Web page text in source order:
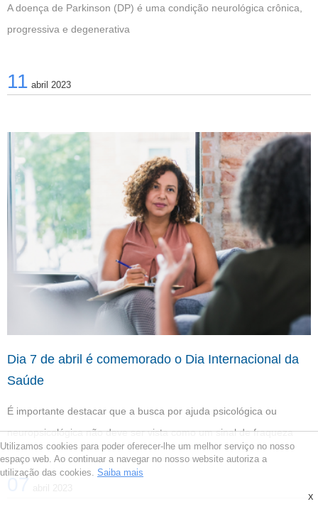
A doença de Parkinson (DP) é uma condição neurológica crônica,
progressiva e degenerativa
11 abril 2023
Dia 7 de abril é comemorado o Dia Internacional da
Saúde
É importante destacar que a busca por ajuda psicológica ou
neuropsicológica não deve ser vista como um sinal de fraqueza
07
Utilizamos cookies para poder oferecer-lhe um melhor serviço no nosso
espaço web. Ao continuar a navegar no nosso website autoriza a
utilização das cookies. Saiba mais
X